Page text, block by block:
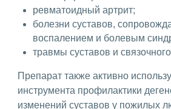
ревматоидный артрит;
болезни суставов,
воспалением и болевым
травмы суставов и
Препарат также активно
инструмента профилактики
изменений суставов у пожилых